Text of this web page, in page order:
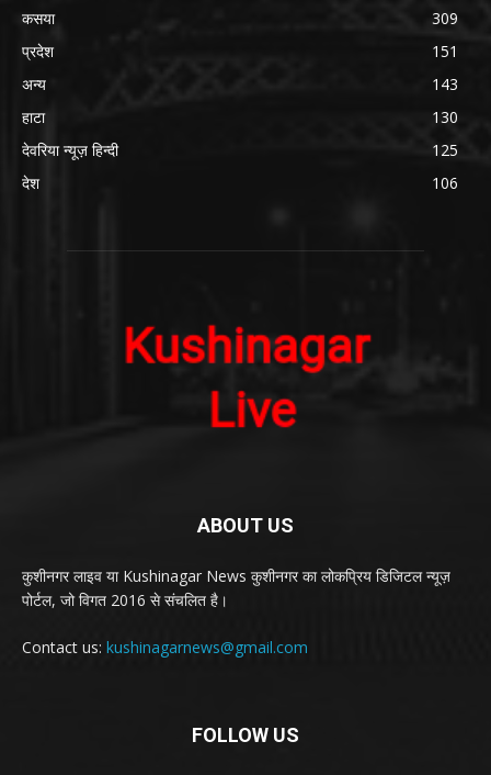
कसया
309
प्रदेश
151
अन्य
143
हाटा
130
देवरिया न्यूज़ हिन्दी
125
देश
106
ABOUT US
कुशीनगर लाइव या Kushinagar News कुशीनगर का लोकप्रिय डिजिटल न्यूज़
पोर्टल, जो विगत 2016 से संचलित है।
Contact us: kushinagarnews@gmail.com
FOLLOW US